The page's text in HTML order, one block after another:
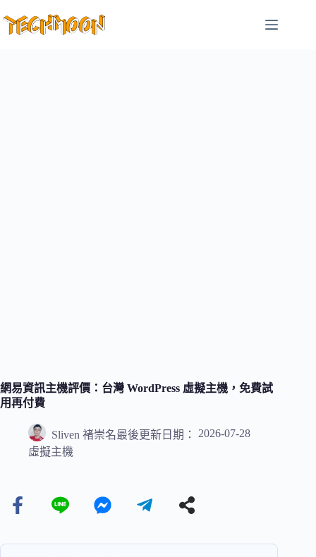
至
網易資訊主機評價：台灣 WordPress 虛擬主機，免費試
用再付費
Sliven 褚崇名最後更新日期：
2026-07-28
虛擬主機